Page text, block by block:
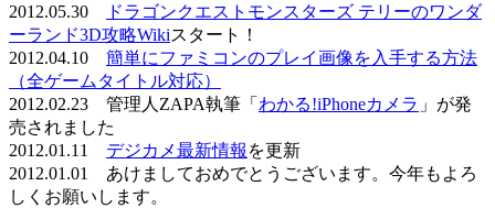
2012.05.30
ドラゴンクエストモンスターズ テリーのワンダ
ーランド3D攻略Wikiスタート！
2012.04.10 簡単にファミコンのプレイ画像を入手する方法
（全ゲームタイトル対応）
2012.02.23 管理人ZAPA執筆「 わかる!iPhoneカメラ 」が発
売されました
2012.01.11 デジカメ最新情報 を更新
2012.01.01 あけましておめでとうございます。今年もよろ
しくお願いします。